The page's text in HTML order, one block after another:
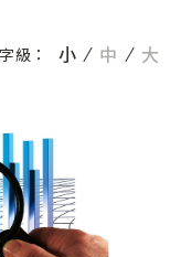
字級： 小 中 大